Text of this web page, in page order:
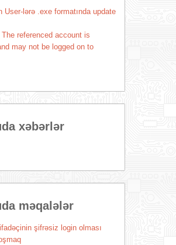
User-lərə .exe formatında update
referenced account is
may not be logged on to
xəbərlər
məqalələr
şifrəsiz login olması